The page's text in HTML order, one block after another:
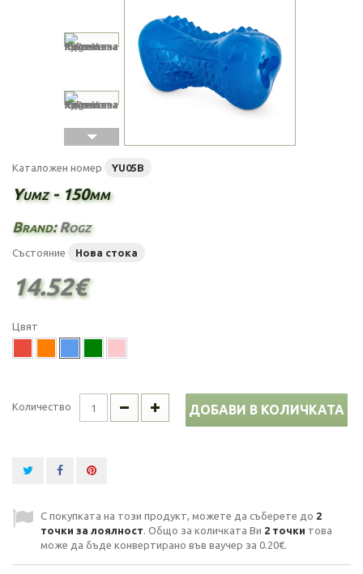
Каталожен номер YU05B
Yumz - 150mm
Brand:Rogz
Състояние Нова стока
14.52€
Цвят
Количество ДОБАВИ В КОЛИЧКАТА
С покупката на този продукт, можете да съберете до 2
точки за лоялност. Общо за количката Ви 2 точки това
може да бъде конвертирано във ваучер за 0.20€.